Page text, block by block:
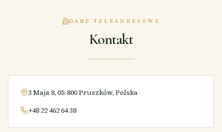
DANE TELEADRESOWE
Kontakt
3 Maja 8, 05-800 Pruszków, Polska
+48 22 462 64 38